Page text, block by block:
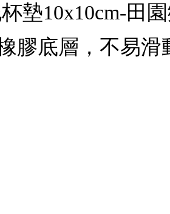
墊10x10cm-田
膠底層，不易